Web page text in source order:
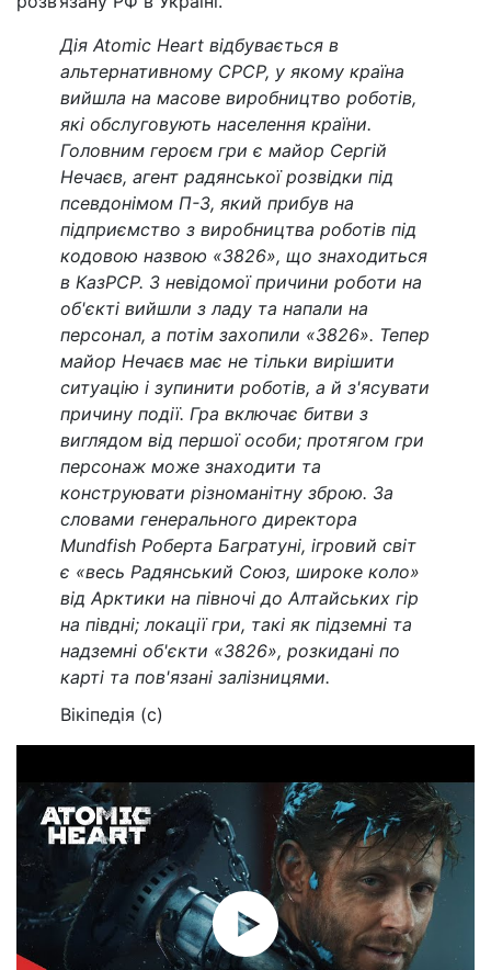
Дія Atomic Heart відбувається в
альтернативному СРСР, у якому країна
вийшла на масове виробництво роботів,
які обслуговують населення країни.
Головним героєм гри є майор Сергій
Нечаєв, агент радянської розвідки під
псевдонімом П-3, який прибув на
підприємство з виробництва роботів під
кодовою назвою «3826», що знаходиться
в КазРСР. З невідомої причини роботи на
об'єкті вийшли з ладу та напали на
персонал, а потім захопили «3826». Тепер
майор Нечаєв має не тільки вирішити
ситуацію і зупинити роботів, а й з'ясувати
причину події. Гра включає битви з
виглядом від першої особи; протягом гри
персонаж може знаходити та
конструювати різноманітну зброю. За
словами генерального директора
Mundfish Роберта Багратуні, ігровий світ
є «весь Радянський Союз, широке коло»
від Арктики на півночі до Алтайських гір
на півдні; локації гри, такі як підземні та
надземні об'єкти «3826», розкидані по
карті та пов'язані залізницями.
Вікіпедія (с)